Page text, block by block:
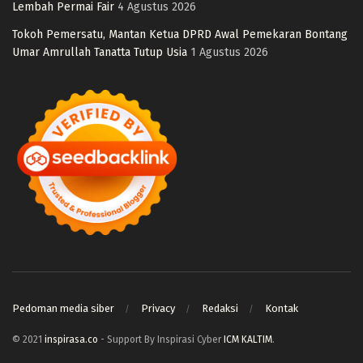
Lembah Permai Fair 4 Agustus 2026
Tokoh Pemersatu, Mantan Ketua DPRD Awal Pemekaran Bontang
Umar Amrullah Tanatta Tutup Usia 1 Agustus 2026
Pedoman media siber Privacy Redaksi Kontak
© 2021 inspirasa.co - Support By Inspirasi Cyber ICM KALTIM.